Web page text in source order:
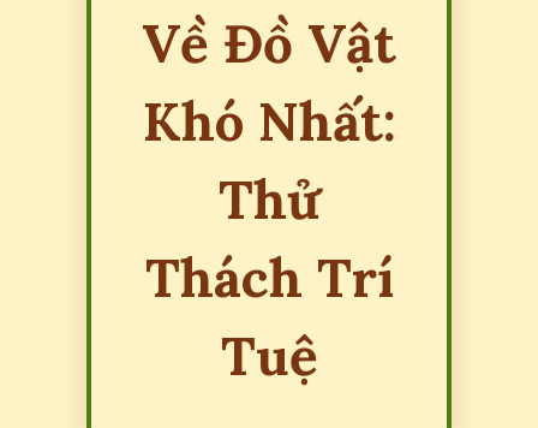
Về Đồ Vật
Khó Nhất:
Thử
Thách Trí
Tuệ